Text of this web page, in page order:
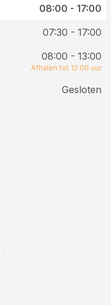
08:00 - 17:00
07:30 - 17:00
08:00 - 13:00
Afhalen tot 12:00 uur
Gesloten